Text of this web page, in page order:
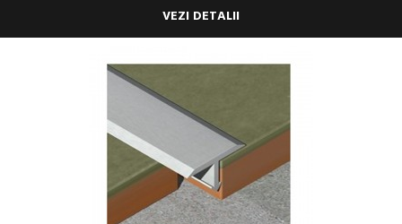
VEZI DETALII